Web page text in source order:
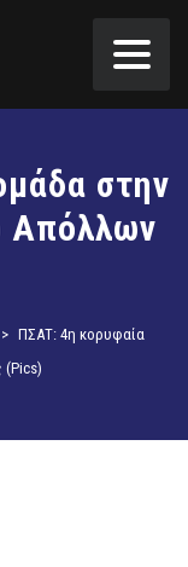
στην
Απόλλων
> ΠΣΑΤ: 4η κορυφαία
(Pics)